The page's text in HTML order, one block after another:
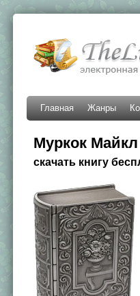
Главная Жанры
Муркок
скачать книгу